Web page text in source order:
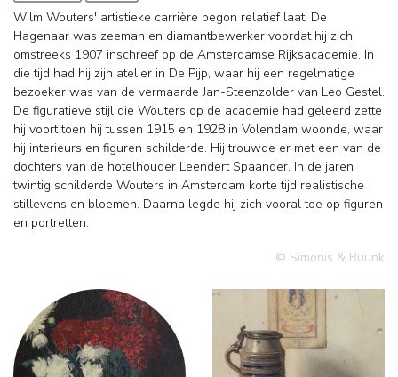
Wilm Wouters' artistieke carrière begon relatief laat. De
Hagenaar was zeeman en diamantbewerker voordat hij zich
omstreeks 1907 inschreef op de Amsterdamse Rijksacademie. In
die tijd had hij zijn atelier in De Pijp, waar hij een regelmatige
bezoeker was van de vermaarde Jan-Steenzolder van Leo Gestel.
De figuratieve stijl die Wouters op de academie had geleerd zette
hij voort toen hij tussen 1915 en 1928 in Volendam woonde, waar
hij interieurs en figuren schilderde. Hij trouwde er met een van de
dochters van de hotelhouder Leendert Spaander. In de jaren
twintig schilderde Wouters in Amsterdam korte tijd realistische
stillevens en bloemen. Daarna legde hij zich vooral toe op figuren
en portretten.
© Simonis & Buunk